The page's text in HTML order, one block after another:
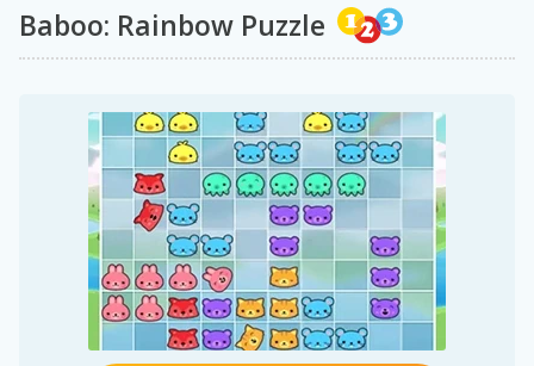
Baboo: Rainbow Puzzle